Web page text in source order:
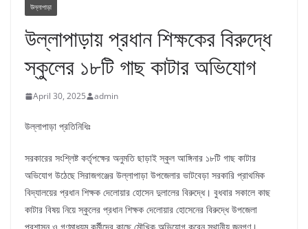
উল্লাপাড়া
উল্লাপাড়ায় প্রধান শিক্ষকের বিরুদ্ধে
স্কুলের ১৮টি গাছ কাটার অভিযোগ
April 30, 2025 admin
উল্লাপাড়া প্রতিনিধিঃ
সরকারের সংশ্লিষ্ট কর্তৃপক্ষের অনুমতি ছাড়াই স্কুল আঙ্গিনার ১৮টি গাছ কাটার
অভিযোগ উঠেছে সিরাজগঞ্জের উল্লাপাড়া উপজেলার ভাটবেড়া সরকারি প্রাথমিক
বিদ্যালয়ের প্রধান শিক্ষক দেলোয়ার হোসেন দুলালের বিরুদ্ধে। বুধবার সকালে কাছ
কাটার বিষয় নিয়ে স্কুলের প্রধান শিক্ষক দেলোয়ার হোসেনের বিরুদ্ধে উপজেলা